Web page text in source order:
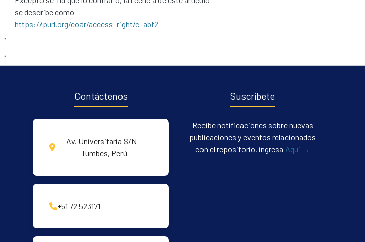
se describe como
https://purl.org/coar/access_right/c_abf2
Contáctenos
Av. Universitaria S/N -
Tumbes, Perú
+51 72 523171
Suscríbete
Recibe notificaciones sobre nuevas
publicaciones y eventos relacionados
con el repositorio. ingresa Aqui →